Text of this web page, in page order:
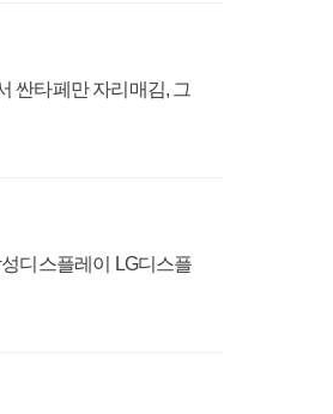
싼타페만 자리매김, 그
디스플레이 LG디스플